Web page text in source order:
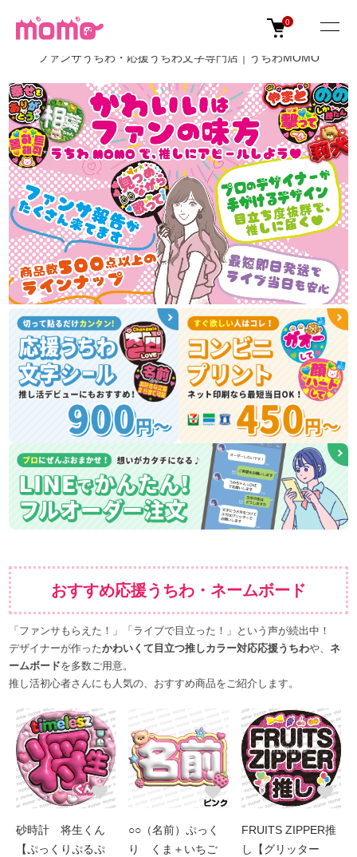
ファンサうちわ・応援うちわ文字専門店｜うちわMOMO
0
おすすめ応援うちわ・ネームボード
「ファンサもらえた！」「ライブで目立った！」という声が続出中！
デザイナーが作ったかわいくて目立つ推しカラー対応応援うちわや、ネ
ームボードを多数ご用意。
推し活初心者さんにも人気の、おすすめ商品をご紹介します。
砂時計 将生くん
【ぷっくりぷるぷ
○○（名前）ぷっく
り くま＋いちご
FRUITS ZIPPER推
し【グリッター